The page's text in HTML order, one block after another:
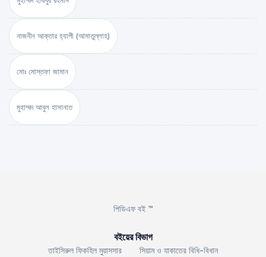
নাজনীন আক্তার হ্যাপী (আমাতুল্লাহ)
মোঃ মোস্তফা জামান
মুহাম্মদ আবুল হাসানাত
পিডিএফ বই ™
বইয়ের বিভাগ
তাইসিরুল ফিকহিল মুয়াসসার
সিয়াম ও যাকাতের বিধি-বিধান